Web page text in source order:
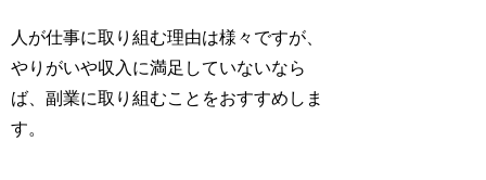
人が仕事に取り組む理由は様々ですが、
やりがいや収入に満足していないなら
ば、副業に取り組むことをおすすめしま
す。